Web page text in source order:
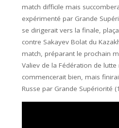
match difficile mais
expérimenté par Grande
se dirigerait vers la finale,
contre Sakayev Bolat du
match, préparant le prochain
Valiev de la Fédération de lutte
commencerait bien, mais
Russe par Grande Supériorité